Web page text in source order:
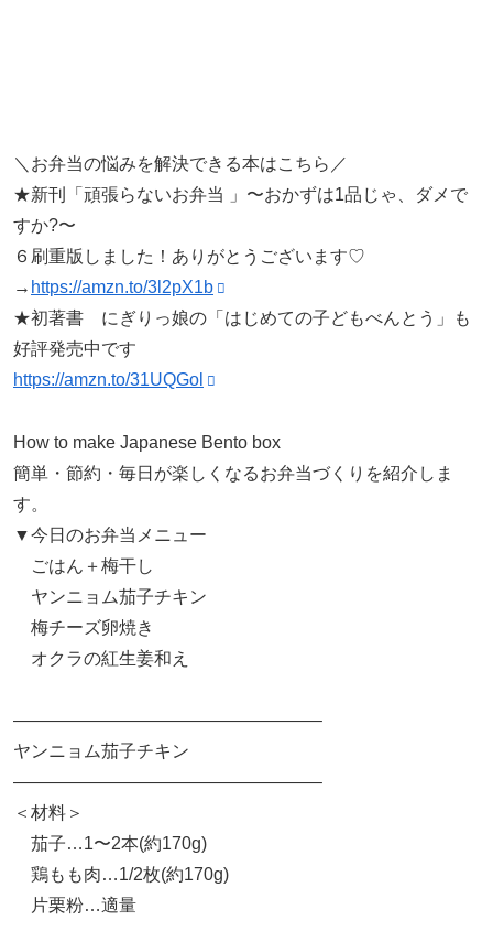
＼お弁当の悩みを解決できる本はこちら／
★新刊「頑張らないお弁当 」〜おかずは1品じゃ、ダメで
すか?〜
６刷重版しました！ありがとうございます♡
→ https://amzn.to/3l2pX1b
★初著書 にぎりっ娘の「はじめての子どもべんとう」も
好評発売中です
https://amzn.to/31UQGol
How to make Japanese Bento box
簡単・節約・毎日が楽しくなるお弁当づくりを紹介しま
す。
▼今日のお弁当メニュー
ごはん＋梅干し
ヤンニョム茄子チキン
梅チーズ卵焼き
オクラの紅生姜和え
—————————————————–
ヤンニョム茄子チキン
—————————————————–
＜材料＞
茄子…1〜2本(約170g)
鶏もも肉…1/2枚(約170g)
片栗粉…適量